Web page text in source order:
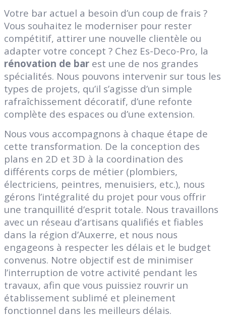
Votre bar actuel a besoin d’un coup de frais ?
Vous souhaitez le moderniser pour rester
compétitif, attirer une nouvelle clientèle ou
adapter votre concept ? Chez Es-Deco-Pro, la
rénovation de bar est une de nos grandes
spécialités. Nous pouvons intervenir sur tous les
types de projets, qu’il s’agisse d’un simple
rafraîchissement décoratif, d’une refonte
complète des espaces ou d’une extension.
Nous vous accompagnons à chaque étape de
cette transformation. De la conception des
plans en 2D et 3D à la coordination des
différents corps de métier (plombiers,
électriciens, peintres, menuisiers, etc.), nous
gérons l’intégralité du projet pour vous offrir
une tranquillité d’esprit totale. Nous travaillons
avec un réseau d’artisans qualifiés et fiables
dans la région d’Auxerre, et nous nous
engageons à respecter les délais et le budget
convenus. Notre objectif est de minimiser
l’interruption de votre activité pendant les
travaux, afin que vous puissiez rouvrir un
établissement sublimé et pleinement
fonctionnel dans les meilleurs délais.